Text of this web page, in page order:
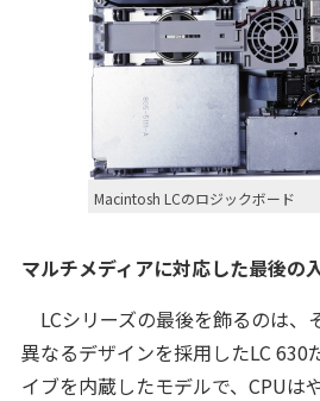
Macintosh LCのロジックボード
マルチメディアに対応した最後の
LCシリーズの最後を飾るのは、
異なるデザインを採用したLC 630
イブを内蔵したモデルで、CPUは